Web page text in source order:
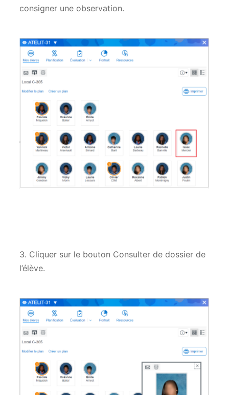
consigner une observation.
3. Cliquer sur le bouton Consulter de dossier de
l’élève.